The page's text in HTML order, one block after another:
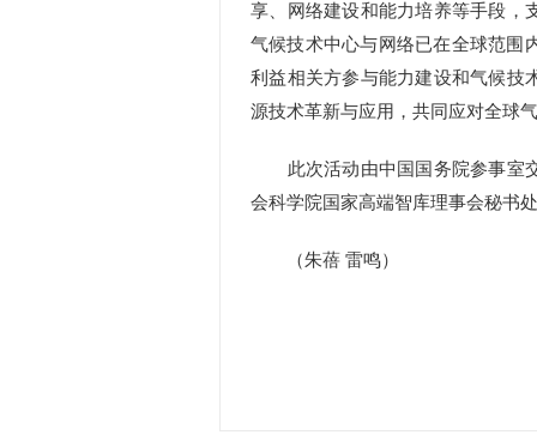
享、网络建设和能力培养等手段，
气候技术中心与网络已在全球范围
利益相关方参与能力建设和气候技
源技术革新与应用，共同应对全球
此次活动由中国国务院参事室交
会科学院国家高端智库理事会秘书
（朱蓓 雷鸣）